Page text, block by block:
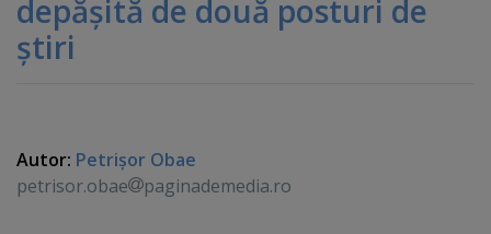
depăşită de două posturi de
ştiri
Autor: Petrişor Obae
petrisor.obae
paginademedia.ro